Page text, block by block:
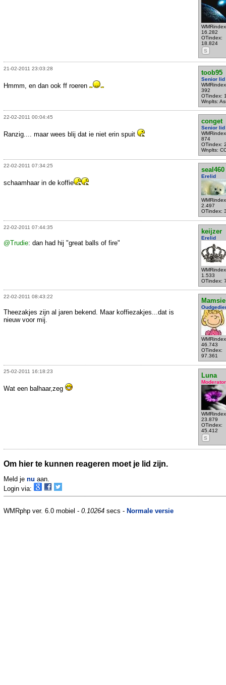
16.282
OTindex:
18.824
S
21-02-2011 23:03:28
toob95
Senior lid
392
OTindex:
Wnplts:
Hmmm, en dan ook ff roeren
22-02-2011 00:04:45
conget
Senior lid
874
OTindex:
Wnplts:
Ranzig.... maar wees blij dat ie niet erin spuit
22-02-2011 07:34:25
seal460
Erelid
2.497
OTindex:
schaamhaar in de koffie
22-02-2011 07:44:35
keijzer
Erelid
1.533
OTindex:
@Trudie: dan had hij "great balls of fire"
22-02-2011 08:43:22
Mamsie
46.743
OTindex:
97.361
Theezakjes zijn al jaren bekend. Maar koffiezakjes...dat is
nieuw voor mij.
25-02-2011 16:18:23
Luna
Moderator
23.879
OTindex:
45.412
S
Wat een balhaar,zeg
Om hier te kunnen reageren moet je lid zijn.
Meld je nu aan.
Login via:
WMRphp ver. 6.0 mobiel - 0.10264 secs - Normale versie